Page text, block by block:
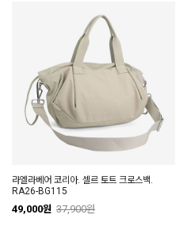
라엘라베어 코리아. 셀르 토트 크로스백.
RA26-BG115
49,000원 37,900원